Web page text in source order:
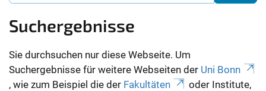
Suchergebnisse
Sie durchsuchen nur diese Webseite. Um
Suchergebnisse für weitere Webseiten der Uni Bonn
, wie zum Beispiel die der Fakultäten
oder Institute,